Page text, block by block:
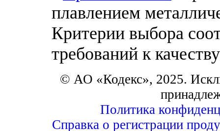
плавлением
Критерии выбора
требований к качеству
© АО «Кодекс», 2025.
Политика
Справка о регистрации